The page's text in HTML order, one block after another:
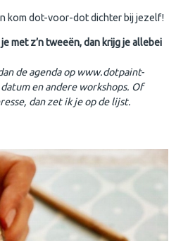
kom dot-voor-dot dichter bij jezelf!
met z’n tweeën, dan krijg je allebei
de agenda op www.dotpaint-
en andere workshops. Of
dan zet ik je op de lijst.